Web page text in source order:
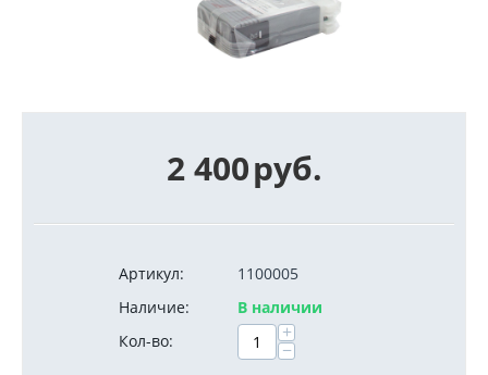
2 400руб.
Артикул:
1100005
Наличие:
В наличии
Кол-во:
+
−